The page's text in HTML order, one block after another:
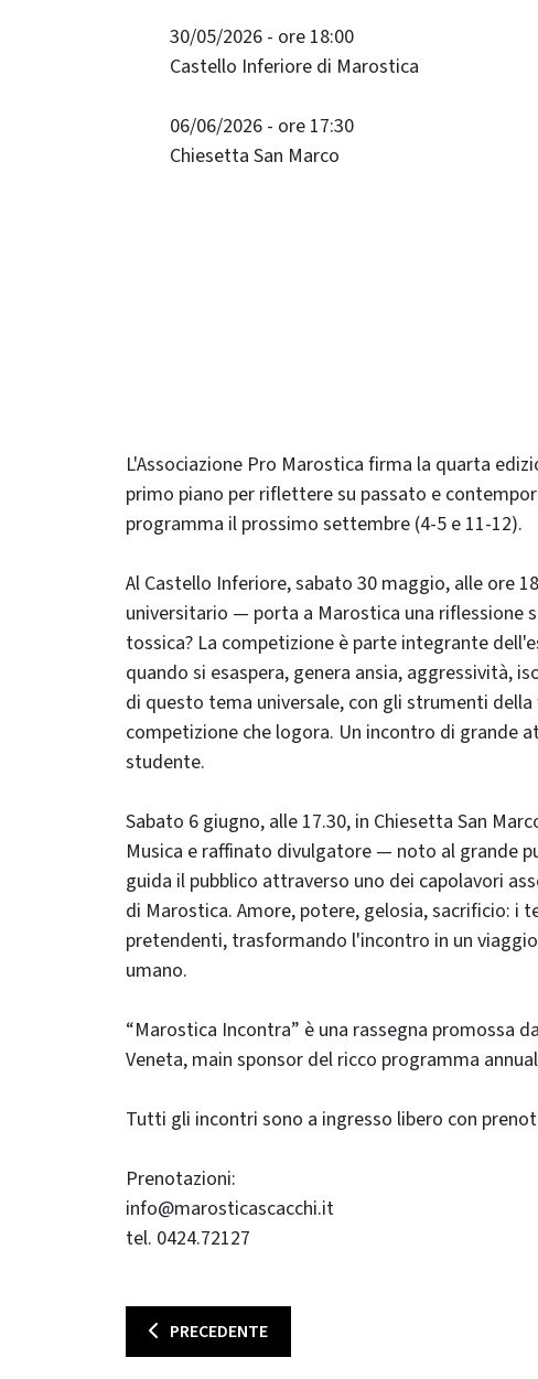
30/05/2026 - ore 18:00
Castello Inferiore di Marostica
06/06/2026 - ore 17:30
Chiesetta San Marco
L'Associazione Pro Marostica firma la quarta
primo piano per riflettere su passato e
programma il prossimo settembre (4-5 e 11-12).
Al Castello Inferiore, sabato 30 maggio, alle ore
universitario — porta a Marostica una riflessione
tossica? La competizione è parte integrante
quando si esaspera, genera ansia,
di questo tema universale, con gli strumenti
competizione che logora. Un incontro di grande
studente.
Sabato 6 giugno, alle 17.30, in Chiesetta San
Musica e raffinato divulgatore — noto al grande
guida il pubblico attraverso uno dei capolavori
di Marostica. Amore, potere, gelosia, sacrificio: i
pretendenti, trasformando l'incontro in un
umano.
“Marostica Incontra” è una rassegna promossa
Veneta, main sponsor del ricco programma
Tutti gli incontri sono a ingresso libero con
Prenotazioni:
info@marosticascacchi.it
tel. 0424.72127
PRECEDENTE